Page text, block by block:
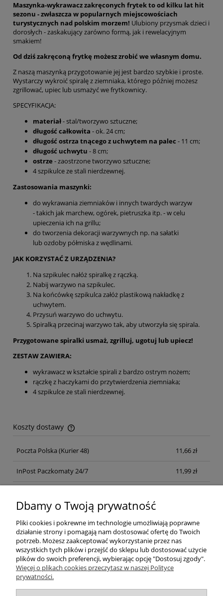
Maszynka-wykrawacz zakręconych frytek to od kilku lat hit
sezonu - zwłaszcza w popularnych miejscowościach
turystycznych nad polskim morzem! Ulubiony przysmak dzieci i
dorosłych - zaskakujący zarówno formą, jak i rewelacyjnym
smakiem!
Od dziś zakręconą frytkę możesz zrobić we własnym domu.
Z naszą maszynką przygotowanie jej jest bardzo szybkie i proste.
Wystarczy wykroić spiralę z ziemniaka, którego później możesz
zgrillować, upiec lub usmażyć we frytkownicy.
SPECYFIKACJA:
materiał- stal/tworzywo sztuczne;
długość całkowita - ok. 24 cm;
długość ostrza tnącego z uchwytem na palec - 11 cm;
długość uchwytu - 8 cm;
ostrze - zaostrzone tworzywo sztuczne;
4 szpikulce ze stali nierdzewnej.
Zastosowania maszynki:
do wykrawania ziemniaków i innych twardych warzyw
- takich jak marchew, ogórek, pietruszka itp. - w celu
upieczenia ich na grillu;
do tworzenia dekoracji warzywnych np. na sałatki
lub ozdoby półmiska z wędlinami.
JAK KORZYSTAĆ Z URZĄDZENIA?
Na szpikulec nałóż spiralkę z rączką.
Nabij warzywo na szpikulec.
Na końcówkę szpikulca załóż plastikową nakładkę z
uchwytem.
Przysuń warzywo do uchwytu.
Spiralką przecinaj warzywo tak, aby utworzyła się spirala.
Przygotowane spiralki usmaż, zgrilluj, ugotuj lub upiecz!
ZESTAW ZAWIERA:
wykrawacz w kształcie spirali z bardzo ostrym nożem;
rączkę z haczykami do przytwierdzenia ziemniaka;
4 szpikulce ze stali nierdzewnej.
Koszty dostawy
Cena nie zawiera ewentualnych kosztów płatności
Poczta Polska (Kurier 48) 11,66 zł
InPost Paczkomaty 24/7 11,99 zł
Pomoc
Moje konto
Dbamy o Twoją prywatność
Pliki cookies i pokrewne im technologie umożliwiają poprawne
działanie strony i pomagają nam dostosować ofertę do Twoich
potrzeb. Możesz zaakceptować wykorzystanie przez nas
wszystkich tych plików i przejść do sklepu lub dostosować użycie
plików do swoich preferencji, wybierając opcję "Dostosuj zgody".
Więcej o plikach cookies przeczytasz w naszej Polityce
prywatności.